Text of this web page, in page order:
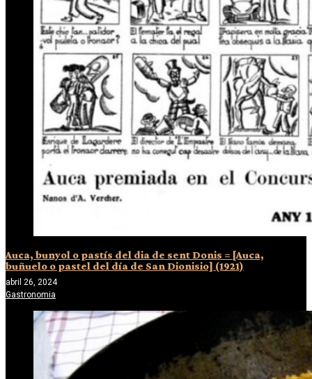
Auca, bunyol o pastís del dia de sent Donis = [Auca,
buñuelo o pastel del día de San Dionisio] (1921)
abril 26, 2024
Gastronomia